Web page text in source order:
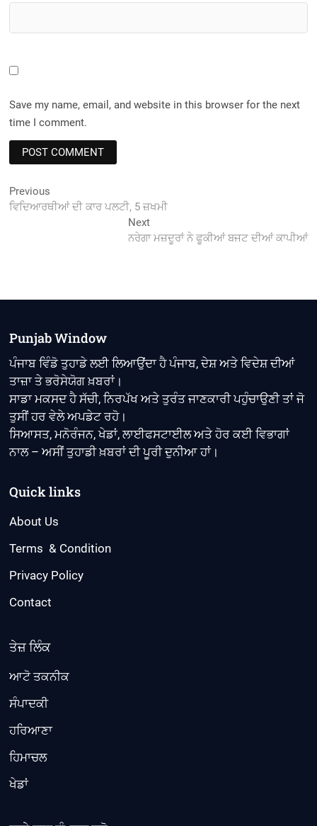
Save my name, email, and website in this browser for the next
time I comment.
Post
navigation
Previous
post:
ਵਿਦਿਆਰਥੀਆਂ ਦੀ ਕਾਰ ਪਲਟੀ, 5 ਜ਼ਖਮੀ
NextNext
post:
ਨਰੇਗਾ ਮਜ਼ਦੂਰਾਂ ਨੇ ਫੂਕੀਆਂ ਬਜਟ ਦੀਆਂ ਕਾਪੀਆਂ
Punjab Window
ਪੰਜਾਬ ਵਿੰਡੋ ਤੁਹਾਡੇ ਲਈ ਲਿਆਉਂਦਾ ਹੈ ਪੰਜਾਬ, ਦੇਸ਼ ਅਤੇ ਵਿਦੇਸ਼ ਦੀਆਂ
ਤਾਜ਼ਾ ਤੇ ਭਰੋਸੇਯੋਗ ਖ਼ਬਰਾਂ।
ਸਾਡਾ ਮਕਸਦ ਹੈ ਸੱਚੀ, ਨਿਰਪੱਖ ਅਤੇ ਤੁਰੰਤ ਜਾਣਕਾਰੀ ਪਹੁੰਚਾਉਣੀ ਤਾਂ ਜੋ
ਤੁਸੀਂ ਹਰ ਵੇਲੇ ਅਪਡੇਟ ਰਹੋ।
ਸਿਆਸਤ, ਮਨੋਰੰਜਨ, ਖੇਡਾਂ, ਲਾਈਫਸਟਾਈਲ ਅਤੇ ਹੋਰ ਕਈ ਵਿਭਾਗਾਂ
ਨਾਲ – ਅਸੀਂ ਤੁਹਾਡੀ ਖ਼ਬਰਾਂ ਦੀ ਪੂਰੀ ਦੁਨੀਆ ਹਾਂ।
Quick links
About Us
Terms & Condition
Privacy Policy
Contact
ਤੇਜ਼ ਲਿੰਕ
ਆਟੋ ਤਕਨੀਕ
ਸੰਪਾਦਕੀ
ਹਰਿਆਣਾ
ਹਿਮਾਚਲ
ਖੇਡਾਂ